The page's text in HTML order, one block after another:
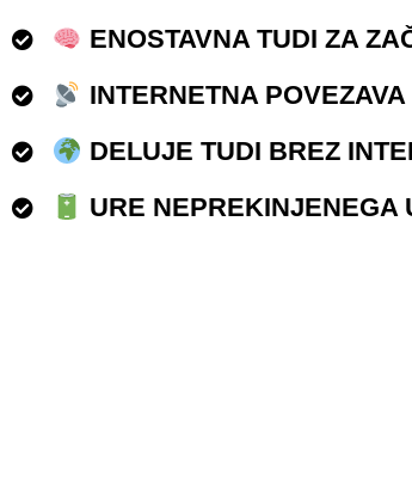
ENOSTAVNA TUDI ZA
INTERNETNA POVEZAVA
DELUJE TUDI BREZ
URE NEPREKINJENEGA